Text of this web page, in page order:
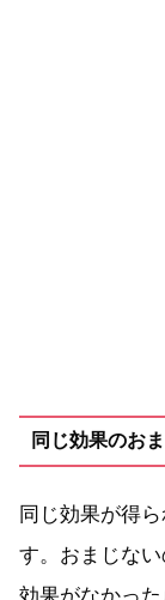
同じ効果のお
同じ効果が得
す。おまじな